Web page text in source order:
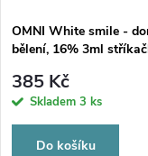
OMNI White smile -
bělení, 16% 3ml
385 Kč
Skladem 3 ks
Do košíku